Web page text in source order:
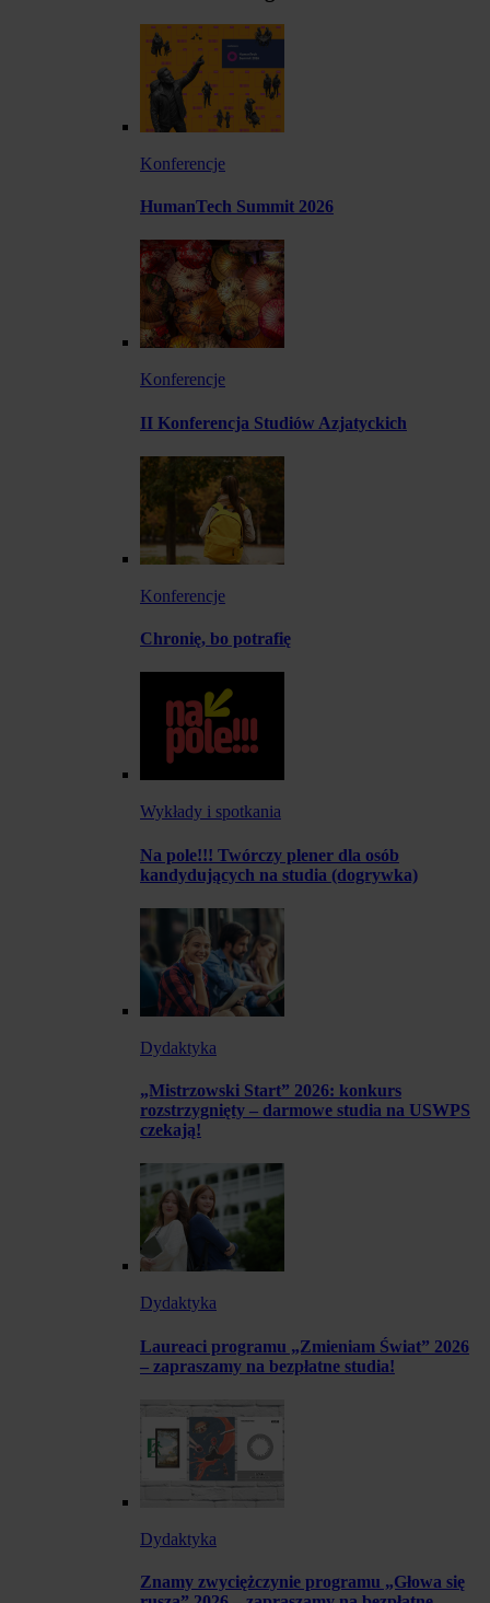
Konferencje
HumanTech Summit 2026
Konferencje
II Konferencja Studiów Azjatyckich
Konferencje
Chronię, bo potrafię
Wykłady i spotkania
Na pole!!! Twórczy plener dla osób
kandydujących na studia (dogrywka)
Dydaktyka
„Mistrzowski Start” 2026: konkurs
rozstrzygnięty – darmowe studia na USWPS
czekają!
Dydaktyka
Laureaci programu „Zmieniam Świat” 2026
– zapraszamy na bezpłatne studia!
Dydaktyka
Znamy zwyciężczynie programu „Głowa się